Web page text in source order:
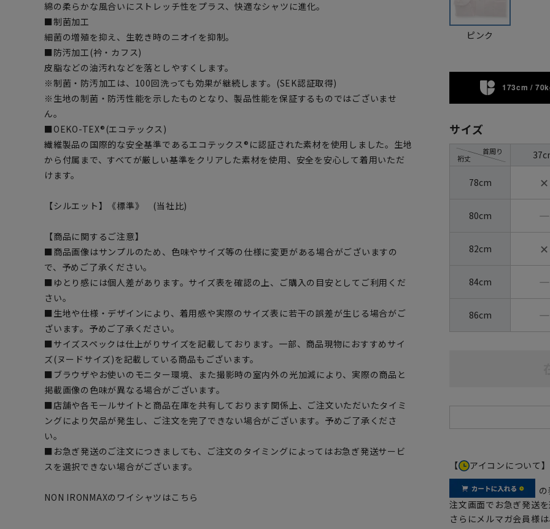
綿の柔らかな風合いにストレッチ性をプラス、快適なシャツに進化。
■制菌加工
細菌の増殖を抑え、生乾き時のニオイを抑制。
■防汚加工(衿・カフス)
皮脂などの油汚れなどを落としやすくします。
※制菌・防汚加工は、100回洗っても効果が継続します。(SEK認証取得)
※生地の制菌・防汚性能を示したものとなり、製品性能を保証するものではございませ
ん。
■OEKO-TEX®(エコテックス)
繊維製品の国際的な安全基準であるエコテックス®に認証された素材を使用しました。生地
から付属まで、すべてが厳しい基準をクリアした素材を使用、安全を安心して着用いただ
けます。
【シルエット】《標準》 (当社比)
【商品に関するご注意】
■商品画像はサンプルのため、色味やサイズ等の仕様に変更がある場合がございますの
で、予めご了承ください。
■ゆとり感には個人差があります。サイズ表を確認の上、ご購入の目安としてご利用くだ
さい。
■生地や仕様・デザインにより、着用感や実際のサイズ表に若干の誤差が生じる場合がご
ざいます。予めご了承ください。
■サイズスペックは仕上がりサイズを記載しております。一部、商品現物におすすめサイ
ズ(ヌードサイズ)を記載している商品もございます。
■ブラウザやお使いのモニター環境、また撮影時の室内外の光加減により、実際の商品と
掲載画像の色味が異なる場合がございます。
■店舗や各モールサイトと商品在庫を共有しております関係上、ご注文いただいたタイミ
ングにより欠品が発生し、ご注文を完了できない場合がございます。予めご了承くださ
い。
■お急ぎ発送のご注文につきましても、ご注文のタイミングによってはお急ぎ発送サービ
スを選択できない場合がございます。
NON IRONMAXのワイシャツはこちら
ピンク
173cm /
サイズ
裄丈
首周り
78cm ✕
80cm ―
82cm ✕
84cm ―
86cm ―
【 アイコンについて】
の
注文画面でお急ぎ発送を
さらにメルマガ会員様